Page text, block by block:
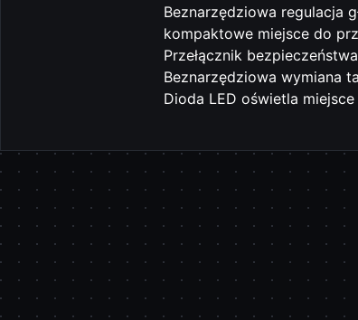
Beznarzędziowa regulacja
kompaktowe miejsce do
Przełącznik
Beznarzędziowa wymiana
Dioda LED oświetla
Pomiń karuzelę produktów